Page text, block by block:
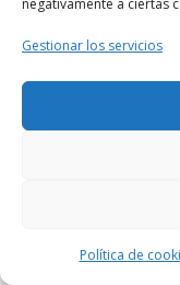
negativamente a ciertas
Gestionar los servicios
Política de